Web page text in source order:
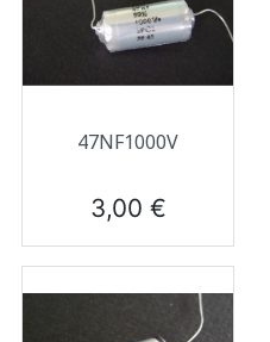
47NF1000V
Prix
3,00 €